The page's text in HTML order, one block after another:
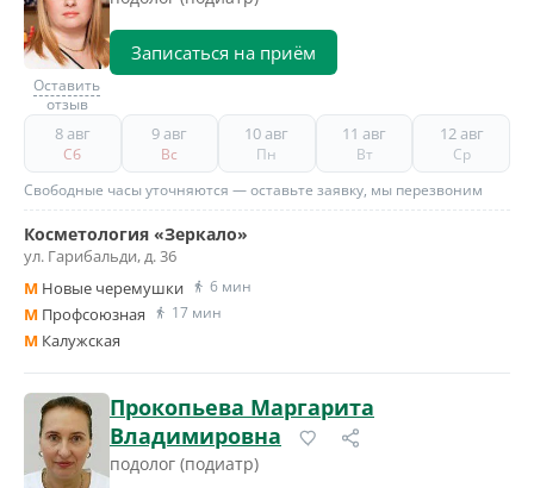
Оставить
отзыв
Записаться на приём
8 авг
Сб
9 авг
Вс
10 авг
Пн
11 авг
Вт
12 авг
Ср
Свободные часы уточняются — оставьте заявку, мы перезвоним
Косметология «Зеркало»
ул. Гарибальди, д. 36
M Новые черемушки 6 мин
M Профсоюзная 17 мин
M Калужская
Прокопьева Маргарита
Владимировна
подолог (подиатр)